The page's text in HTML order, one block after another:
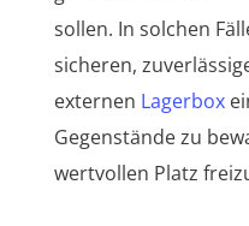
sollen. In solchen
sicheren,
externen Lagerbox
Gegenstände zu
wertvollen Platz